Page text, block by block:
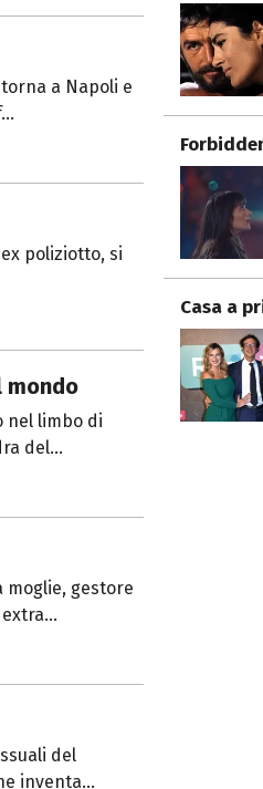
a Napoli e
poliziotto, si
mondo
nel limbo di
del...
moglie, gestore
del
inventa...
Casa a